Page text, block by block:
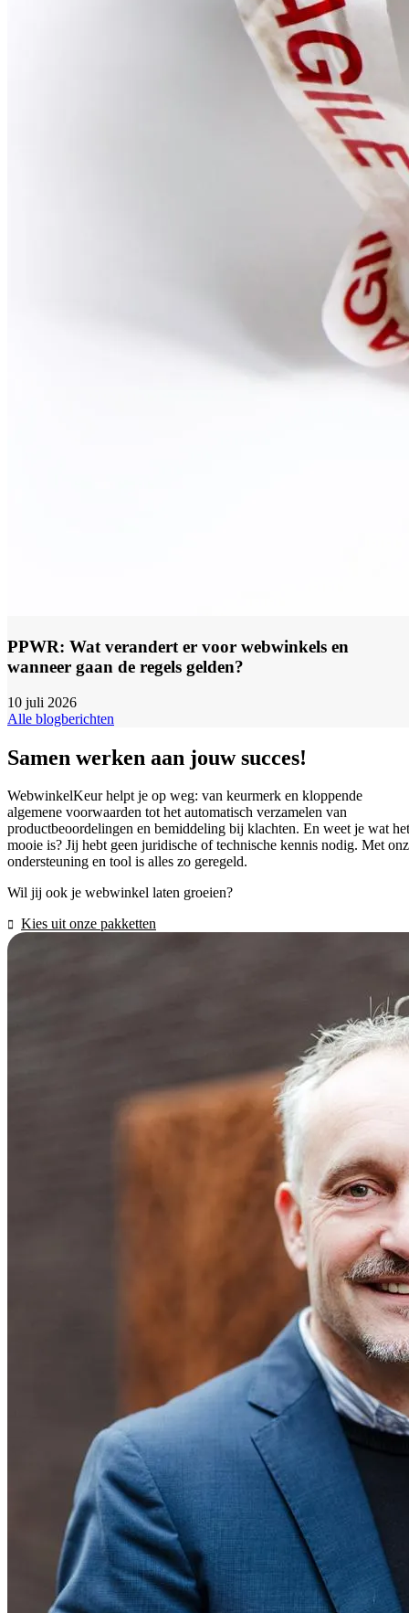
PPWR: Wat verandert er voor webwinkels en
wanneer gaan de regels gelden?
10 juli 2026
Alle blogberichten
Samen werken aan jouw succes!
WebwinkelKeur helpt je op weg: van keurmerk en kloppende
algemene voorwaarden tot het automatisch verzamelen van
productbeoordelingen en bemiddeling bij klachten. En weet je wat het
mooie is? Jij hebt geen juridische of technische kennis nodig. Met
ondersteuning en tool is alles zo geregeld.
Wil jij ook je webwinkel laten groeien?
Kies uit onze pakketten